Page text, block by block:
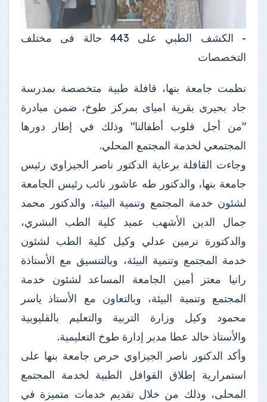
- الكشف الطبي على 443 حالة فى مختلف
التخصصات
نظمت جامعة بنها، قافلة طبية متخصصة بمدرسة
جاد بحيرى بقرية امياى بمركز طوخ، ضمن مبادرة
"من أجل قلوب أطفالنا" وذلك في إطار دورها
المجتمعي لخدمة المجتمع المحلي.
وجاءت القافلة برعاية الدكتور ناصر الجيزاوي رئيس
جامعة بنها، والدكتور طه عاشور نائب رئيس الجامعة
لشئون خدمة المجتمع وتنمية البيئة، والدكتور محمد
جمال الدين الأشهب عميد كلية الطب البشري،
والدكتورة نرمين عدلي وكيل كلية الطب لشئون
خدمة المجتمع وتنمية البيئة، وبالتنسيق مع الأستاذة
رانيا معتز أمين الجامعة المساعد لشئون خدمة
المجتمع وتنمية البيئة، وبالتعاون مع الأستاذ ياسر
محمود وكيل وزارة التربية والتعليم بالقليوبية
والأستاذ خالد عطا مدير إدارة طوخ التعليمية.
وأكد الدكتور ناصر الجيزاوي حرص جامعة بنها على
استمرارية إطلاق القوافل الطبية لخدمة المجتمع
المحلى، وذلك من خلال تقديم خدمات متميزة في